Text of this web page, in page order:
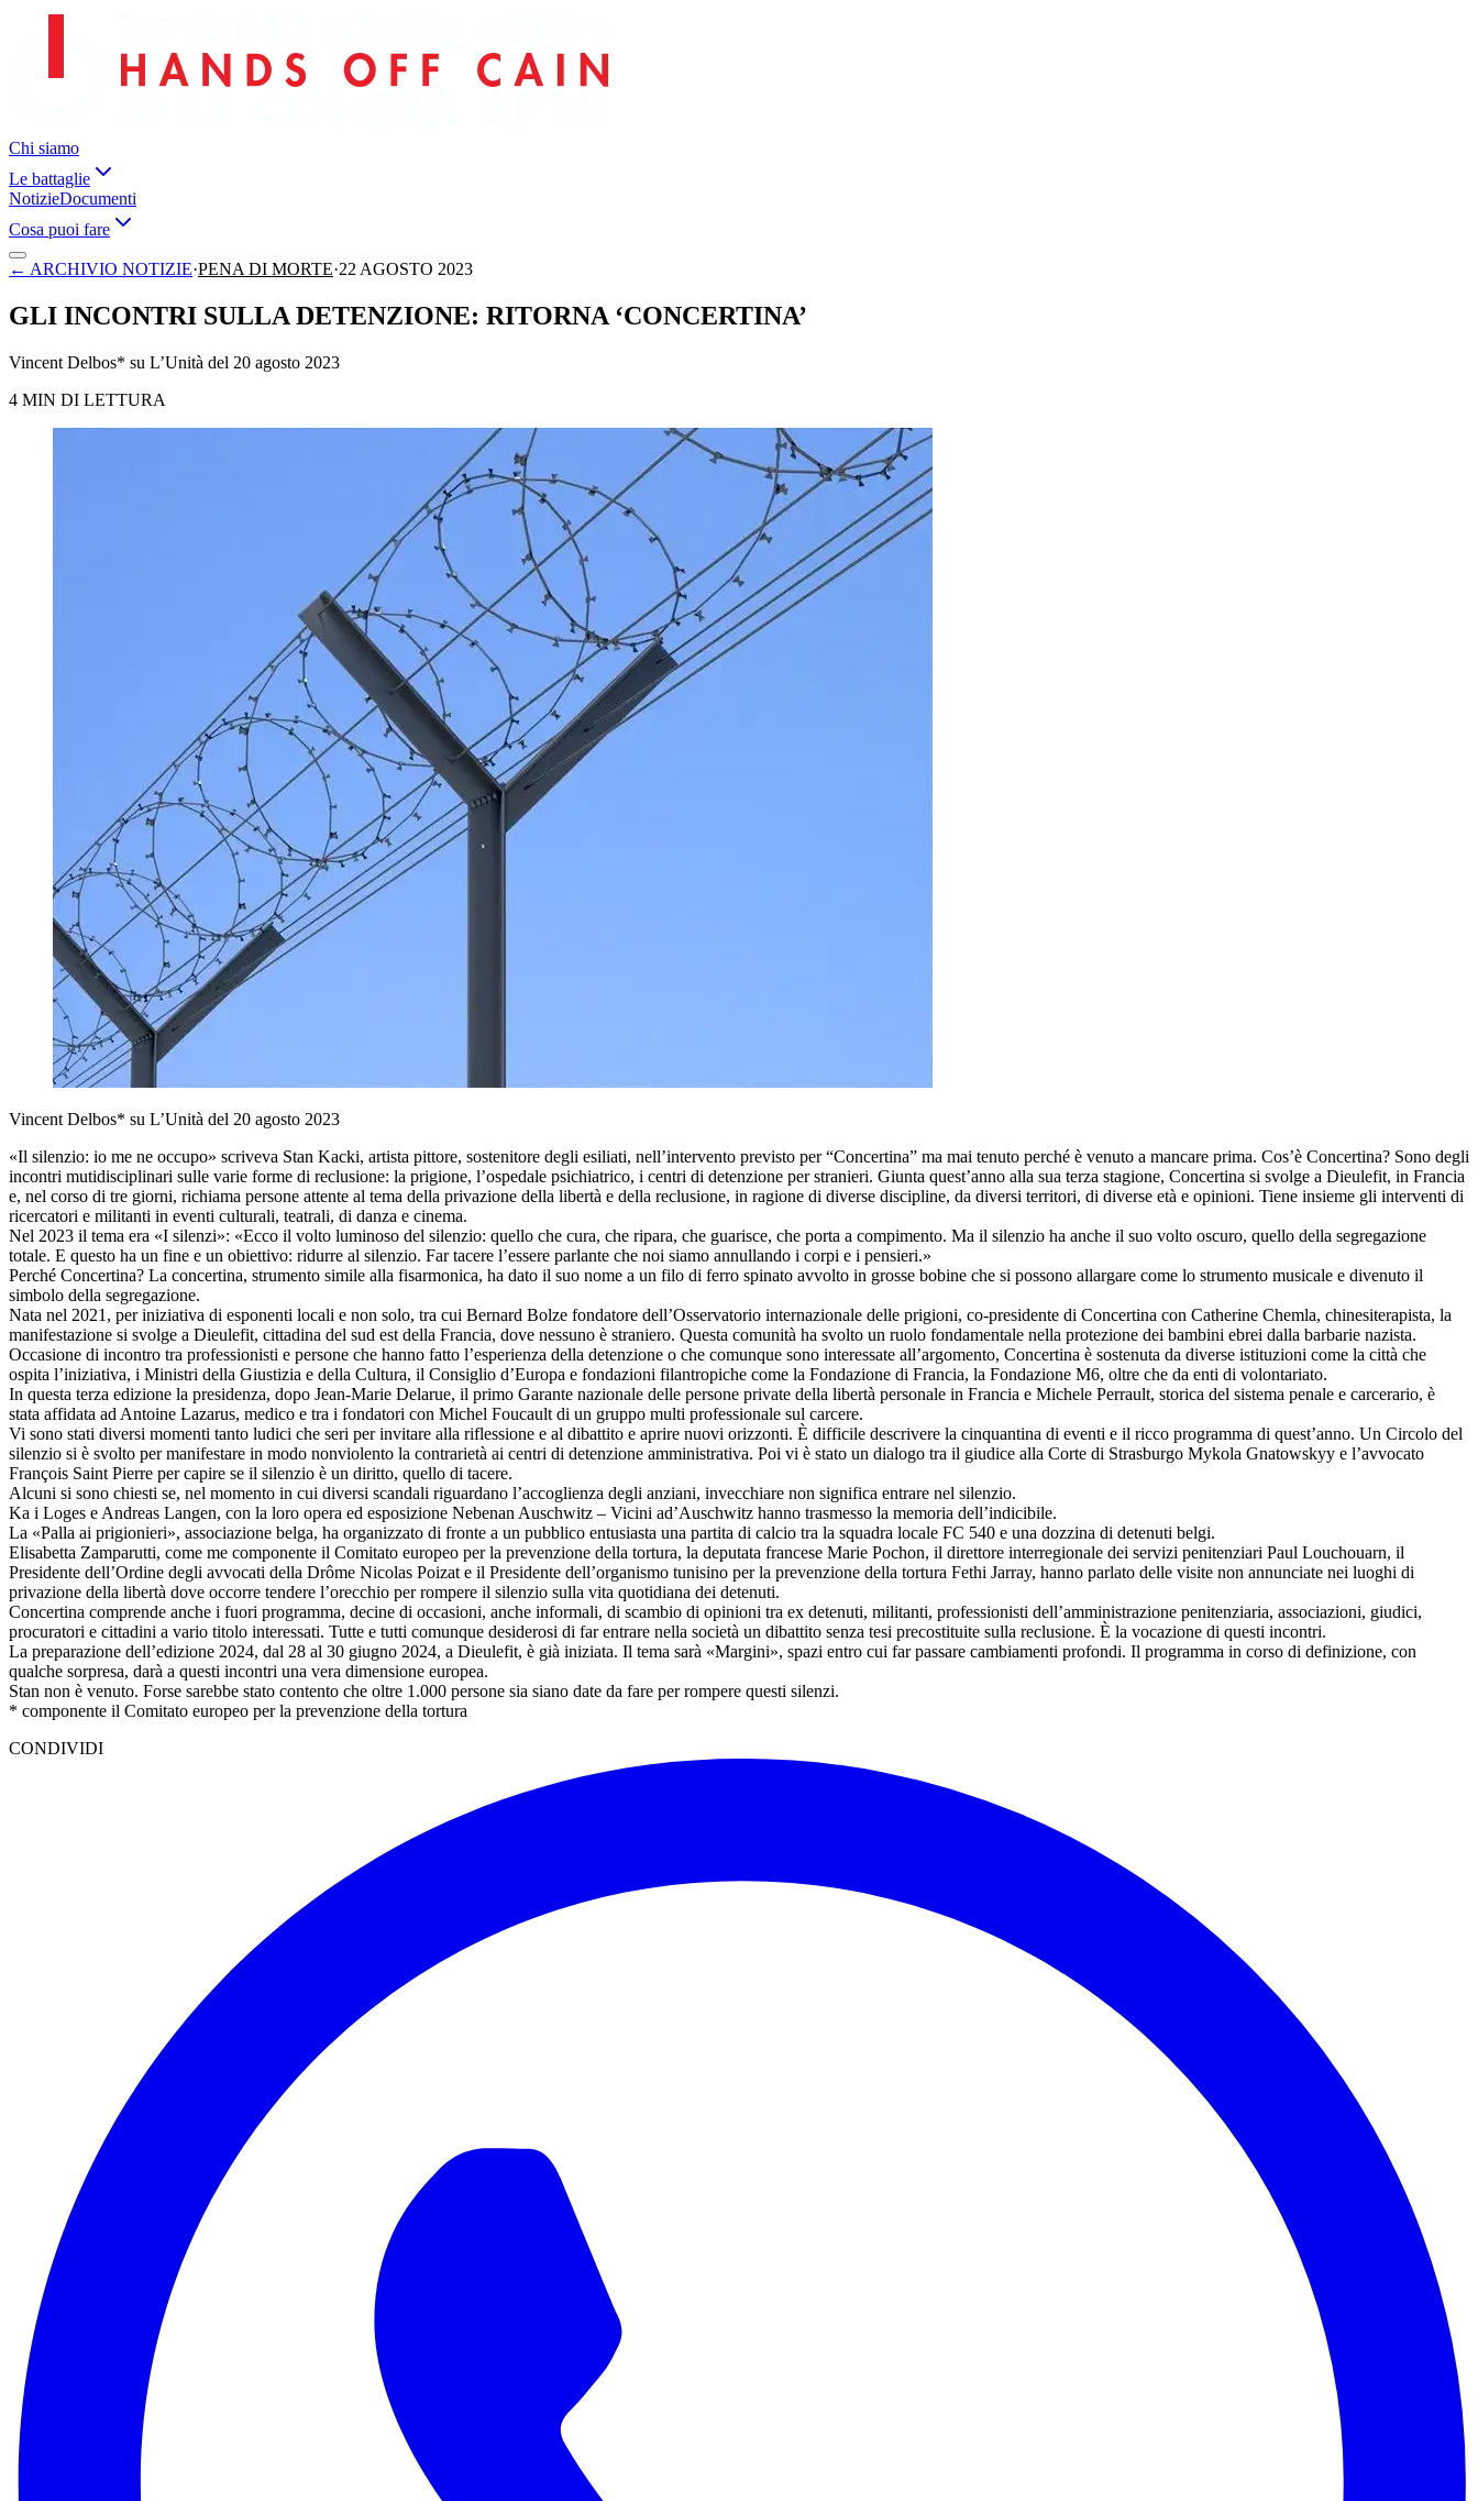
Chi siamo
Le battaglie
NotizieDocumenti
Cosa puoi fare
← ARCHIVIO NOTIZIE·PENA DI MORTE·22 AGOSTO 2023
GLI INCONTRI SULLA DETENZIONE: RITORNA ‘CONCERTINA’
Vincent Delbos* su L’Unità del 20 agosto 2023
4 MIN DI LETTURA
Vincent Delbos* su L’Unità del 20 agosto 2023
«Il silenzio: io me ne occupo» scriveva Stan Kacki, artista pittore, sostenitore degli esiliati, nell’intervento previsto per “Concertina” ma mai tenuto perché è venuto a mancare prima. Cos’è Concertina? Sono degli
incontri mutidisciplinari sulle varie forme di reclusione: la prigione, l’ospedale psichiatrico, i centri di detenzione per stranieri. Giunta quest’anno alla sua terza stagione, Concertina si svolge a Dieulefit, in Francia
e, nel corso di tre giorni, richiama persone attente al tema della privazione della libertà e della reclusione, in ragione di diverse discipline, da diversi territori, di diverse età e opinioni. Tiene insieme gli interventi di
ricercatori e militanti in eventi culturali, teatrali, di danza e cinema.
Nel 2023 il tema era «I silenzi»: «Ecco il volto luminoso del silenzio: quello che cura, che ripara, che guarisce, che porta a compimento. Ma il silenzio ha anche il suo volto oscuro, quello della segregazione
totale. E questo ha un fine e un obiettivo: ridurre al silenzio. Far tacere l’essere parlante che noi siamo annullando i corpi e i pensieri.»
Perché Concertina? La concertina, strumento simile alla fisarmonica, ha dato il suo nome a un filo di ferro spinato avvolto in grosse bobine che si possono allargare come lo strumento musicale e divenuto il
simbolo della segregazione.
Nata nel 2021, per iniziativa di esponenti locali e non solo, tra cui Bernard Bolze fondatore dell’Osservatorio internazionale delle prigioni, co-presidente di Concertina con Catherine Chemla, chinesiterapista, la
manifestazione si svolge a Dieulefit, cittadina del sud est della Francia, dove nessuno è straniero. Questa comunità ha svolto un ruolo fondamentale nella protezione dei bambini ebrei dalla barbarie nazista.
Occasione di incontro tra professionisti e persone che hanno fatto l’esperienza della detenzione o che comunque sono interessate all’argomento, Concertina è sostenuta da diverse istituzioni come la città che
ospita l’iniziativa, i Ministri della Giustizia e della Cultura, il Consiglio d’Europa e fondazioni filantropiche come la Fondazione di Francia, la Fondazione M6, oltre che da enti di volontariato.
In questa terza edizione la presidenza, dopo Jean-Marie Delarue, il primo Garante nazionale delle persone private della libertà personale in Francia e Michele Perrault, storica del sistema penale e carcerario, è
stata affidata ad Antoine Lazarus, medico e tra i fondatori con Michel Foucault di un gruppo multi professionale sul carcere.
Vi sono stati diversi momenti tanto ludici che seri per invitare alla riflessione e al dibattito e aprire nuovi orizzonti. È difficile descrivere la cinquantina di eventi e il ricco programma di quest’anno. Un Circolo del
silenzio si è svolto per manifestare in modo nonviolento la contrarietà ai centri di detenzione amministrativa. Poi vi è stato un dialogo tra il giudice alla Corte di Strasburgo Mykola Gnatowskyy e l’avvocato
François Saint Pierre per capire se il silenzio è un diritto, quello di tacere.
Alcuni si sono chiesti se, nel momento in cui diversi scandali riguardano l’accoglienza degli anziani, invecchiare non significa entrare nel silenzio.
Ka i Loges e Andreas Langen, con la loro opera ed esposizione Nebenan Auschwitz – Vicini ad’Auschwitz hanno trasmesso la memoria dell’indicibile.
La «Palla ai prigionieri», associazione belga, ha organizzato di fronte a un pubblico entusiasta una partita di calcio tra la squadra locale FC 540 e una dozzina di detenuti belgi.
Elisabetta Zamparutti, come me componente il Comitato europeo per la prevenzione della tortura, la deputata francese Marie Pochon, il direttore interregionale dei servizi penitenziari Paul Louchouarn, il
Presidente dell’Ordine degli avvocati della Drôme Nicolas Poizat e il Presidente dell’organismo tunisino per la prevenzione della tortura Fethi Jarray, hanno parlato delle visite non annunciate nei luoghi di
privazione della libertà dove occorre tendere l’orecchio per rompere il silenzio sulla vita quotidiana dei detenuti.
Concertina comprende anche i fuori programma, decine di occasioni, anche informali, di scambio di opinioni tra ex detenuti, militanti, professionisti dell’amministrazione penitenziaria, associazioni, giudici,
procuratori e cittadini a vario titolo interessati. Tutte e tutti comunque desiderosi di far entrare nella società un dibattito senza tesi precostituite sulla reclusione. È la vocazione di questi incontri.
La preparazione dell’edizione 2024, dal 28 al 30 giugno 2024, a Dieulefit, è già iniziata. Il tema sarà «Margini», spazi entro cui far passare cambiamenti profondi. Il programma in corso di definizione, con
qualche sorpresa, darà a questi incontri una vera dimensione europea.
Stan non è venuto. Forse sarebbe stato contento che oltre 1.000 persone sia siano date da fare per rompere questi silenzi.
* componente il Comitato europeo per la prevenzione della tortura
CONDIVIDI